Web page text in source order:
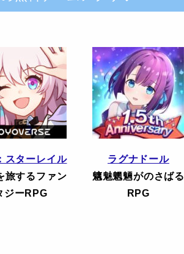
スターレイル
旅するファン
ジーRPG
ラグナドール
魑魅魍魎がのさばる
RPG